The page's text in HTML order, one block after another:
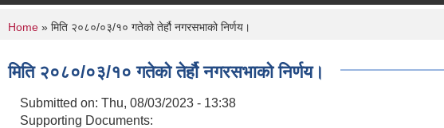
You are here
Home » मिति २०८०/०३/१० गतेको तेर्हौ नगरसभाको निर्णय।
मिति २०८०/०३/१० गतेको तेर्हौ नगरसभाको निर्णय।
Submitted on: Thu, 08/03/2023 - 13:38
Supporting Documents: